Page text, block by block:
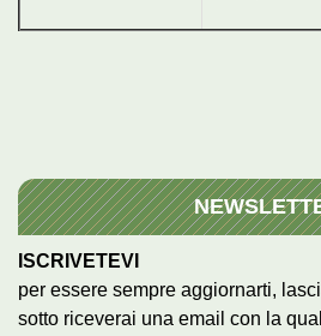
ISCRIVETEVI
per essere sempre aggiornarti,
sotto riceverai una email con la